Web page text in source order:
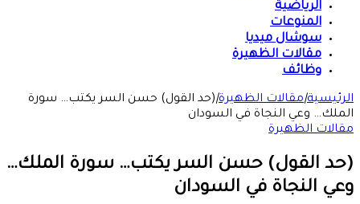
الرياضية
المنوعات
سوشال ميديا
مقالات الظهيرة
وظائف
الرئيسية|مقالات الظهيرة|(حد القول) حسن السر يكتب… سورة
الملك… وعي النجاة في السودان
مقالات الظهيرة
(حد القول) حسن السر يكتب… سورة الملك…
وعي النجاة في السودان